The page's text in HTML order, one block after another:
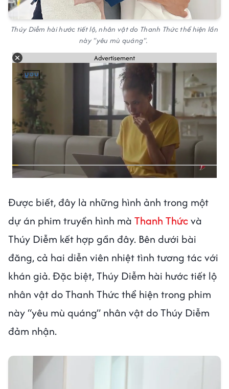
Thúy Diễm hài hước tiết lộ, nhân vật do Thanh Thức thể hiện lần
này "yêu mù quáng".
Advertisement
Được biết, đây là những hình ảnh trong một
dự án phim truyền hình mà Thanh Thứcvà
Thúy Diễm kết hợp gần đây. Bên dưới bài
đăng, cả hai diễn viên nhiệt tình tương tác với
khán giả. Đặc biệt, Thúy Diễm hài hước tiết lộ
nhân vật do Thanh Thức thể hiện trong phim
này “yêu mù quáng” nhân vật do Thúy Diễm
đảm nhận.